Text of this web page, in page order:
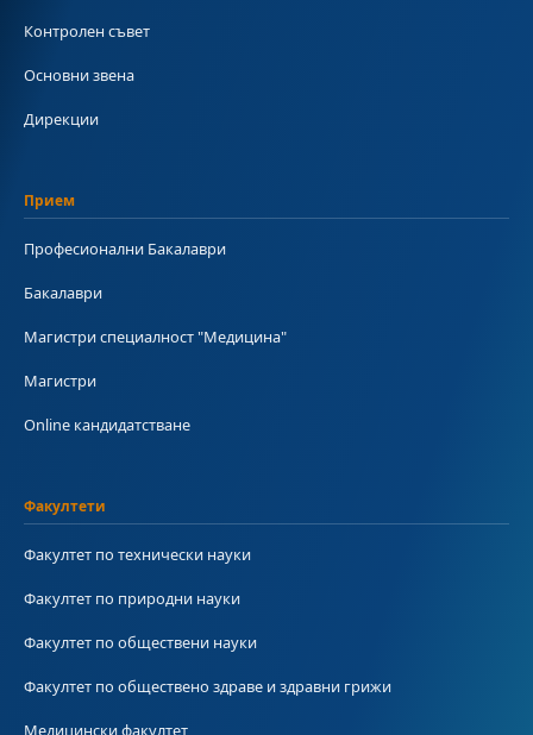
Контролен съвет
Основни звена
Дирекции
Прием
Професионални Бакалаври
Бакалаври
Магистри специалност "Медицина"
Магистри
Online кандидатстване
Факултети
Факултет по технически науки
Факултет по природни науки
Факултет по обществени науки
Факултет по обществено здраве и здравни грижи
Медицински факултет